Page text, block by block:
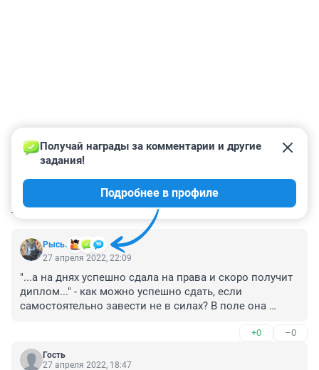
КОММЕНТАРИИ 10
Рысь.
Получай награды за комментарии и другие
задания!
Подробнее в профиле
27 апреля 2022, 22:09
"...а на днях успешно сдала на права и скоро получит
диплом..." - как можно успешно сдать, если
самостоятельно завести не в силах? В поле она
трактор заглохнет посреди этого поля? Какой-то
нонсенс...
+0 –0
Гость
27 апреля 2022, 18:47